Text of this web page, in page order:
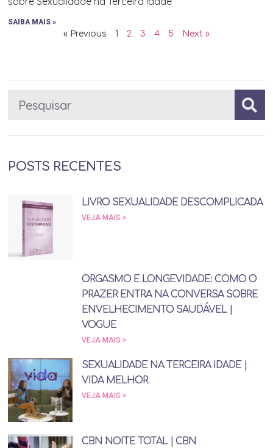
SAIBA MAIS »
« Previous 1 2 3 4 5 Next »
POSTS RECENTES
LIVRO SEXUALIDADE DESCOMPLICADA
VEJA MAIS >
ORGASMO E LONGEVIDADE: COMO O
PRAZER ENTRA NA CONVERSA SOBRE
ENVELHECIMENTO SAUDÁVEL |
VOGUE
VEJA MAIS >
SEXUALIDADE NA TERCEIRA IDADE |
VIDA MELHOR
VEJA MAIS >
CBN NOITE TOTAL | CBN